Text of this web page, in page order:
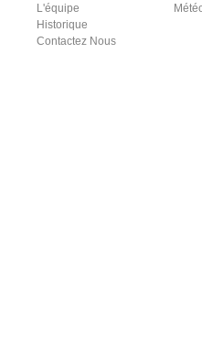
L'équipe
Historique
Contactez Nous